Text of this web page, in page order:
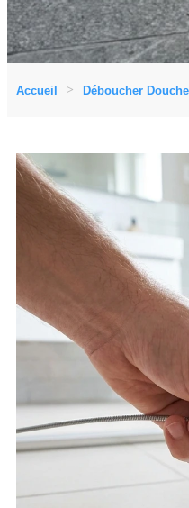
Accueil Déboucher